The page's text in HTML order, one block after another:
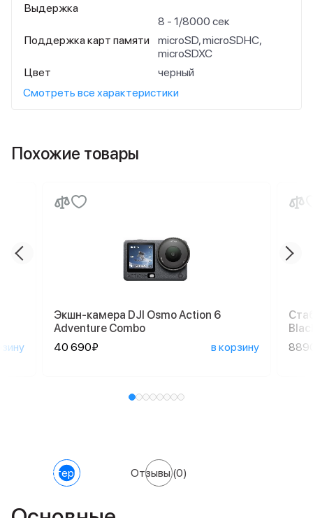
Выдержка
8 - 1/8000 сек
Поддержка карт памяти
microSD, microSDHC,
microSDXC
Цвет
черный
Смотреть все характеристики
Похожие товары
Экшн-камера DJI Osmo Action 6
Adventure Combo
40 690₽
в корзину
Характеристики Отзывы(0)